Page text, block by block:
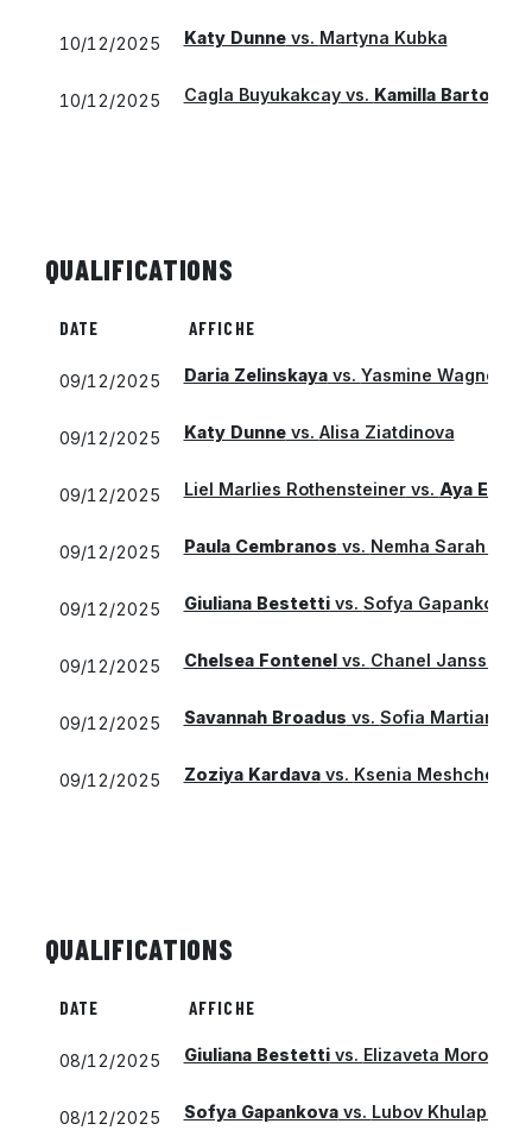
10/12/2025 Katy Dunnevs. Martyna Kubka
10/12/2025 Cagla Buyukakcayvs. Kamilla Bartone
QUALIFICATIONS
DATE AFFICHE
09/12/2025 Daria Zelinskayavs. Yasmine Wagner
09/12/2025 Katy Dunnevs. Alisa Ziatdinova
09/12/2025 Liel Marlies Rothensteinervs. Aya El
09/12/2025 Paula Cembranos vs. Nemha Sarah
09/12/2025 Giuliana Bestettivs. Sofya Gapankova
09/12/2025 Chelsea Fontenelvs. Chanel Janssen
09/12/2025 Savannah Broadus vs. Sofia Martianova
09/12/2025 Zoziya Kardavavs. Ksenia
QUALIFICATIONS
DATE AFFICHE
08/12/2025 Giuliana Bestettivs. Elizaveta Morozova
08/12/2025 Sofya Gapankovavs. Lubov Khulapova